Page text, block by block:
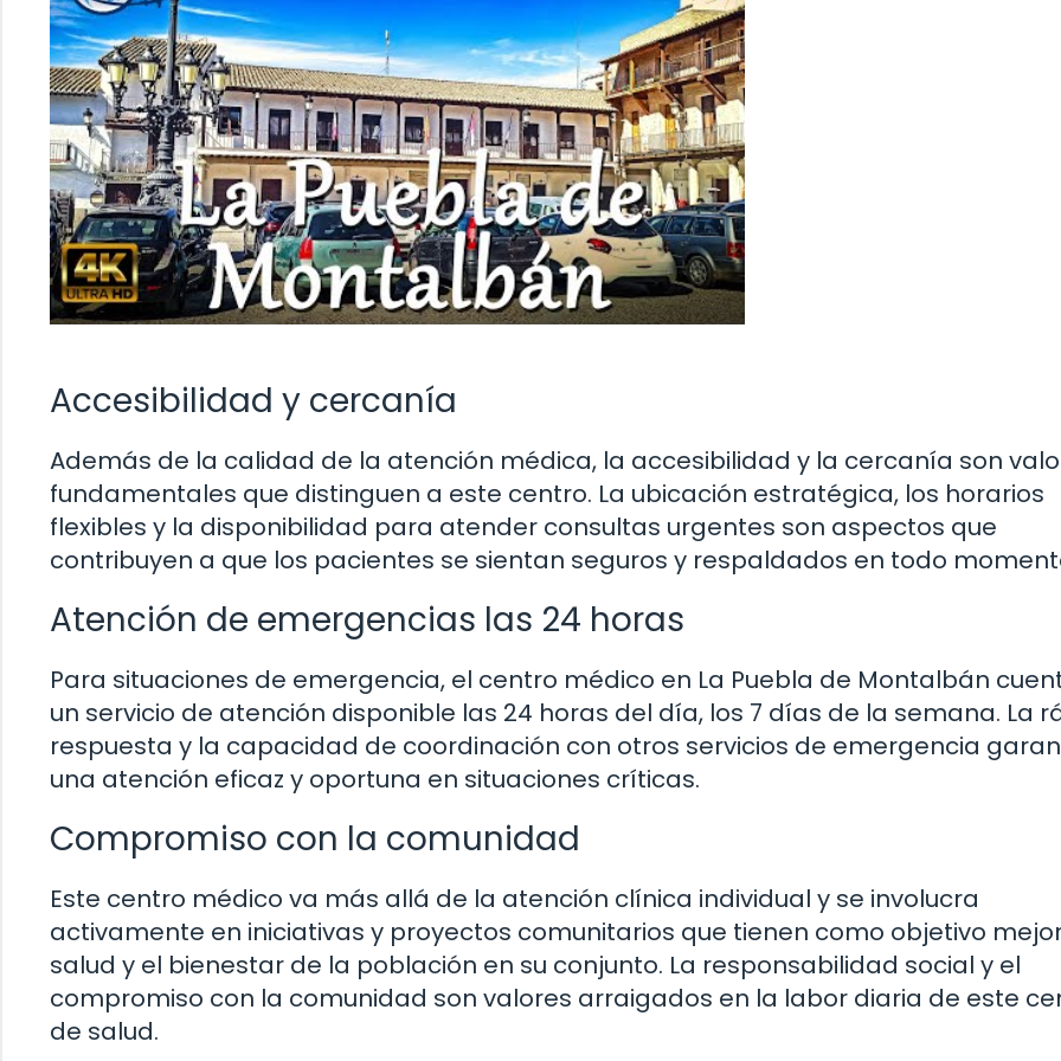
Accesibilidad y cercanía
Además de la calidad de la atención médica, la accesibilidad y la cercanía son
fundamentales que distinguen a este centro. La ubicación estratégica, los horarios
flexibles y la disponibilidad para atender consultas urgentes son aspectos que
contribuyen a que los pacientes se sientan seguros y respaldados en todo
Atención de emergencias las 24 horas
Para situaciones de emergencia, el centro médico en La Puebla de Montalbán
un servicio de atención disponible las 24 horas del día, los 7 días de la semana. La
respuesta y la capacidad de coordinación con otros servicios de emergencia
una atención eficaz y oportuna en situaciones críticas.
Compromiso con la comunidad
Este centro médico va más allá de la atención clínica individual y se involucra
activamente en iniciativas y proyectos comunitarios que tienen como objetivo
salud y el bienestar de la población en su conjunto. La responsabilidad social y el
compromiso con la comunidad son valores arraigados en la labor diaria de este
de salud.